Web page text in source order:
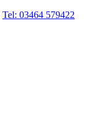
Tel: 03464 579422